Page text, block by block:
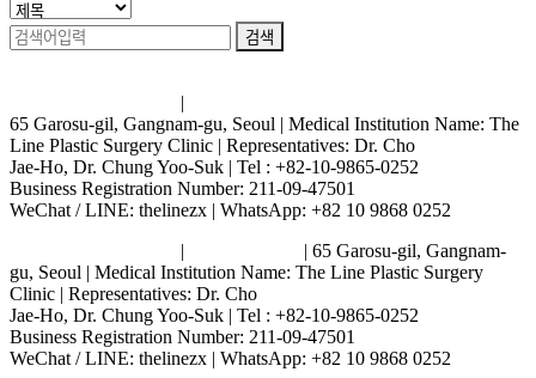
검색
|
65 Garosu-gil, Gangnam-gu, Seoul | Medical Institution Name: The
Line Plastic Surgery Clinic | Representatives: Dr. Cho
Jae-Ho, Dr. Chung Yoo-Suk | Tel : +82-10-9865-0252
Business Registration Number: 211-09-47501
WeChat / LINE: thelinezx | WhatsApp: +82 10 9868 0252
|
| 65 Garosu-gil, Gangnam-
gu, Seoul | Medical Institution Name: The Line Plastic Surgery
Clinic | Representatives: Dr. Cho
Jae-Ho, Dr. Chung Yoo-Suk | Tel : +82-10-9865-0252
Business Registration Number: 211-09-47501
WeChat / LINE: thelinezx | WhatsApp: +82 10 9868 0252